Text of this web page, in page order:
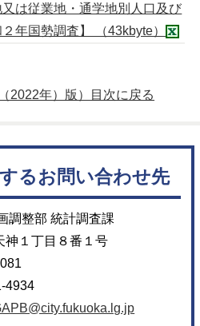
は従業地・通学地別人口及び
年国勢調査】 （43kbyte）
2022年）版）目次に戻る
るお問い合わせ先
調整部 統計調査課
神１丁目８番１号
4934